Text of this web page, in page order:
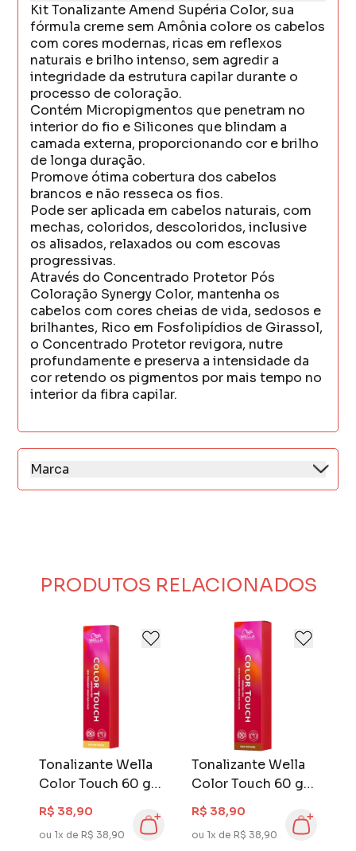
Kit Tonalizante Amend Supéria Color, sua
fórmula creme sem Amônia colore os cabelos
com cores modernas, ricas em reflexos
naturais e brilho intenso, sem agredir a
integridade da estrutura capilar durante o
processo de coloração.
Contém Micropigmentos que penetram no
interior do fio e Silicones que blindam a
camada externa, proporcionando cor e brilho
de longa duração.
Promove ótima cobertura dos cabelos
brancos e não resseca os fios.
Pode ser aplicada em cabelos naturais, com
mechas, coloridos, descoloridos, inclusive
os alisados, relaxados ou com escovas
progressivas.
Através do Concentrado Protetor Pós
Coloração Synergy Color, mantenha os
cabelos com cores cheias de vida, sedosos e
brilhantes, Rico em Fosfolipídios de Girassol,
o Concentrado Protetor revigora, nutre
profundamente e preserva a intensidade da
cor retendo os pigmentos por mais tempo no
interior da fibra capilar.
Marca
A Amend é uma marca brasileira de produtos
máscaras e outros tratamentos que visam
A Amend é reconhecida por suas fórmulas
que combinam ingredientes eficazes, sendo
uma opção popular tanto no mercado
profissional quanto para uso doméstico.
PRODUTOS RELACIONADOS
Tonalizante Wella
Color Touch 60 gr
Louro Médio
Dourado 7.3
R$ 38,90
ou 1x de R$ 38,90
Tonalizante Wella
Color Touch 60 gr
Louro Médio
Marrom Dourado
7.73
R$ 38,90
ou 1x de R$ 38,90